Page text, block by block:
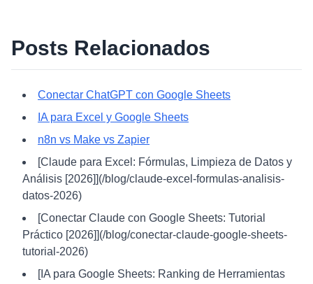
Posts Relacionados
Conectar ChatGPT con Google Sheets
IA para Excel y Google Sheets
n8n vs Make vs Zapier
[Claude para Excel: Fórmulas, Limpieza de Datos y
Análisis [2026]](/blog/claude-excel-formulas-analisis-
datos-2026)
[Conectar Claude con Google Sheets: Tutorial
Práctico [2026]](/blog/conectar-claude-google-sheets-
tutorial-2026)
[IA para Google Sheets: Ranking de Herramientas